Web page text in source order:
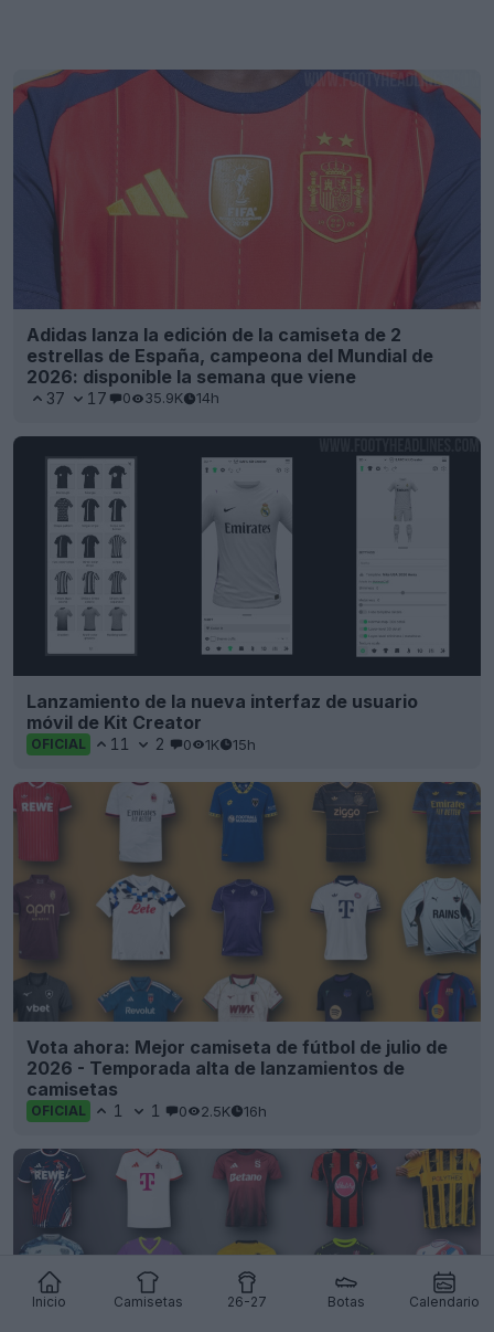
Inicio Camisetas 26-27 Botas Calendario
Adidas lanza la edición de la camiseta de 2
estrellas de España, campeona del Mundial de
2026: disponible la semana que viene
37 17 0 35.9K 14h
Lanzamiento de la nueva interfaz de usuario
móvil de Kit Creator
OFICIAL 11 2 0 1K 15h
Vota ahora: Mejor camiseta de fútbol de julio de
2026 - Temporada alta de lanzamientos de
camisetas
OFICIAL 1 1 0 2.5K 16h